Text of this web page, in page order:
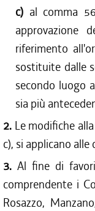
c) al comma
approvazione
riferimento
sostituite dalle
secondo luogo
sia più
2. Le modifiche alla
c), si applicano
3. Al fine di
comprendente i
Rosazzo,